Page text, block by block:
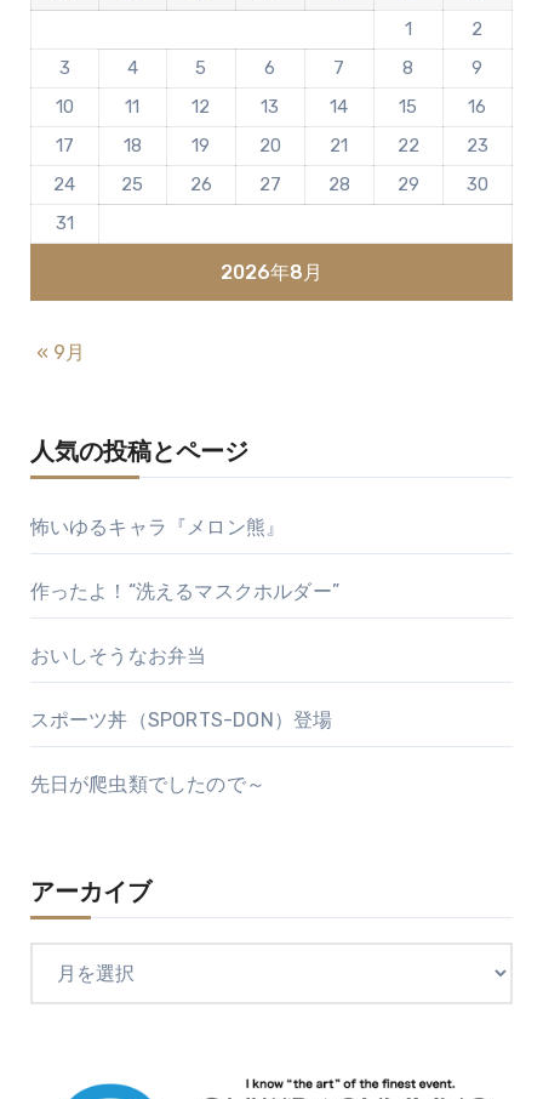
2026年8月
1
2
3
4 5 6 7 8
9
10
11 12 13 14 15
16
17
18 19 20 21 22
23
24
25 26 27 28 29
30
31
« 9月
人気の投稿とページ
怖いゆるキャラ『メロン熊』
作ったよ！“洗えるマスクホルダー”
おいしそうなお弁当
スポーツ丼（SPORTS-DON）登場
先日が爬虫類でしたので～
アーカイブ